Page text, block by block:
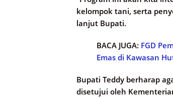
kelompok tani, serta
lanjut Bupati.
BACA JUGA: FGD
Emas di Kawasan
Bupati Teddy berharap
disetujui oleh